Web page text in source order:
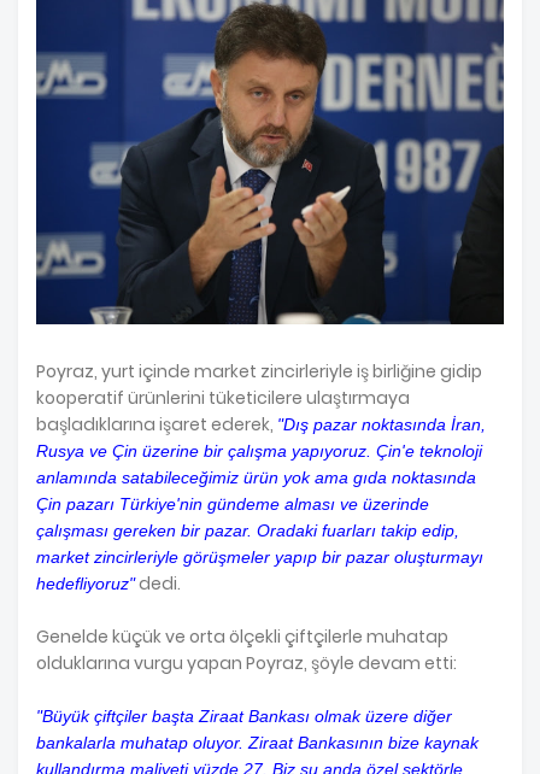
Poyraz, yurt içinde market zincirleriyle iş birliğine gidip
kooperatif ürünlerini tüketicilere ulaştırmaya
başladıklarına işaret ederek, "Dış pazar noktasında İran,
Rusya ve Çin üzerine bir çalışma yapıyoruz. Çin'e teknoloji
anlamında satabileceğimiz ürün yok ama gıda noktasında
Çin pazarı Türkiye'nin gündeme alması ve üzerinde
çalışması gereken bir pazar. Oradaki fuarları takip edip,
market zincirleriyle görüşmeler yapıp bir pazar oluşturmayı
hedefliyoruz"dedi.
Genelde küçük ve orta ölçekli çiftçilerle muhatap
olduklarına vurgu yapan Poyraz, şöyle devam etti:
"Büyük çiftçiler başta Ziraat Bankası olmak üzere diğer
bankalarla muhatap oluyor. Ziraat Bankasının bize kaynak
kullandırma maliyeti yüzde 27. Biz şu anda özel sektörle